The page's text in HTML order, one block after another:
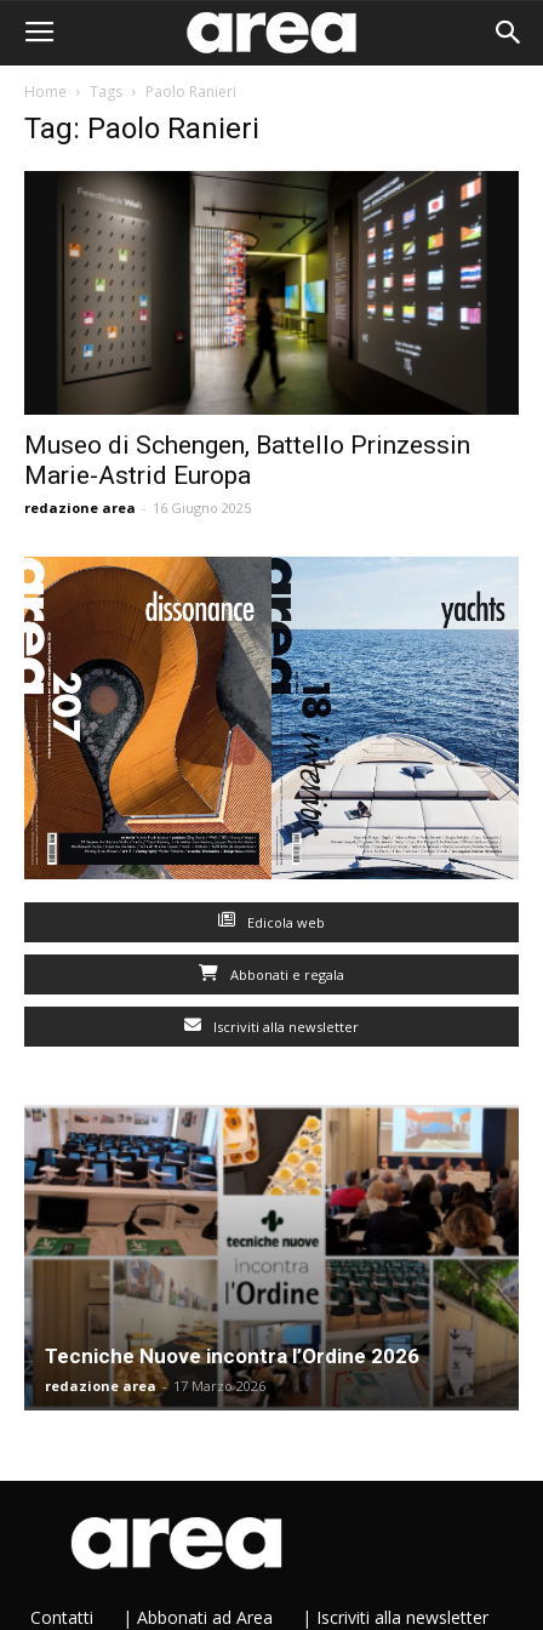
Home Tags Paolo Ranieri
Tag: Paolo Ranieri
Museo di Schengen, Battello Prinzessin
Marie-Astrid Europa
redazione area - 16 Giugno 2025
Edicola web
Abbonati e regala
Iscriviti alla newsletter
Tecniche Nuove incontra l’Ordine 2026
redazione area - 17 Marzo 2026
Contatti | Abbonati ad Area | Iscriviti alla newsletter